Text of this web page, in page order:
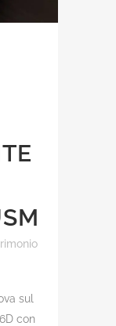
sul
con